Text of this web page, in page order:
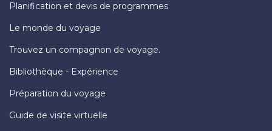
Planification et devis de programmes
Le monde du voyage
Trouvez un compagnon de voyage.
Bibliothèque - Expérience
Préparation du voyage
Guide de visite virtuelle